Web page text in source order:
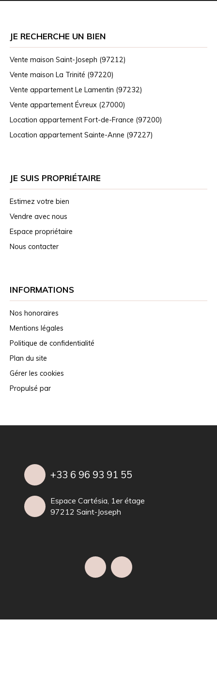
JE RECHERCHE UN BIEN
Vente maison Saint-Joseph (97212)
Vente maison La Trinité (97220)
Vente appartement Le Lamentin (97232)
Vente appartement Évreux (27000)
Location appartement Fort-de-France (97200)
Location appartement Sainte-Anne (97227)
JE SUIS PROPRIÉTAIRE
Estimez votre bien
Vendre avec nous
Espace propriétaire
Nous contacter
INFORMATIONS
Nos honoraires
Mentions légales
Politique de confidentialité
Plan du site
Gérer les cookies
Propulsé par
+33 6 96 93 91 55
Espace Cartésia, 1er étage
97212 Saint-Joseph